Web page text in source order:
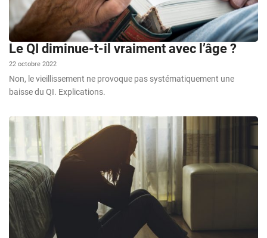
Le QI diminue-t-il vraiment avec l’âge ?
22 octobre 2022
Non, le vieillissement ne provoque pas systématiquement une
baisse du QI. Explications.